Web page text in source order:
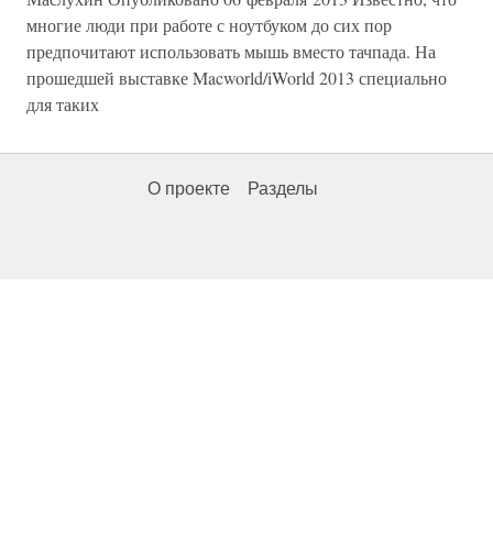
многие люди при работе с ноутбуком до сих пор
предпочитают использовать мышь вместо тачпада. На
прошедшей выставке Macworld/iWorld 2013 специально
для таких
О проекте Разделы